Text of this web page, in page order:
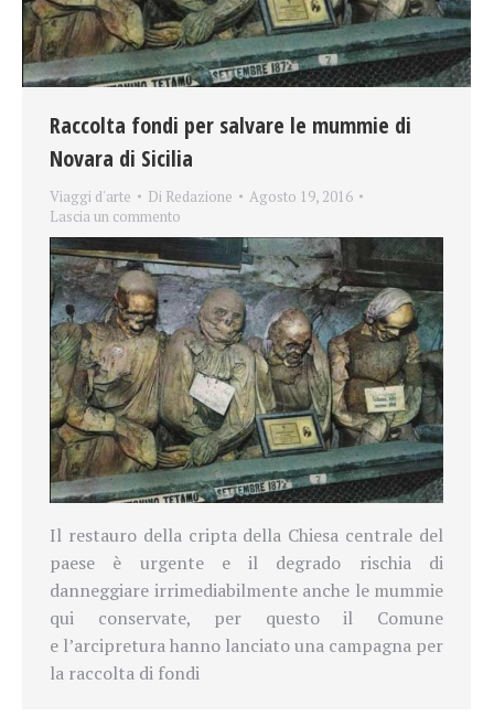
Raccolta fondi per salvare le mummie di
Novara di Sicilia
Viaggi d'arte Di Redazione
Agosto 19, 2016
Lascia un commento
Il restauro della cripta della Chiesa centrale del
paese è urgente e il degrado rischia di
danneggiare irrimediabilmente anche le mummie
qui conservate, per questo il Comune
e l’arcipretura hanno lanciato una campagna per
la raccolta di fondi